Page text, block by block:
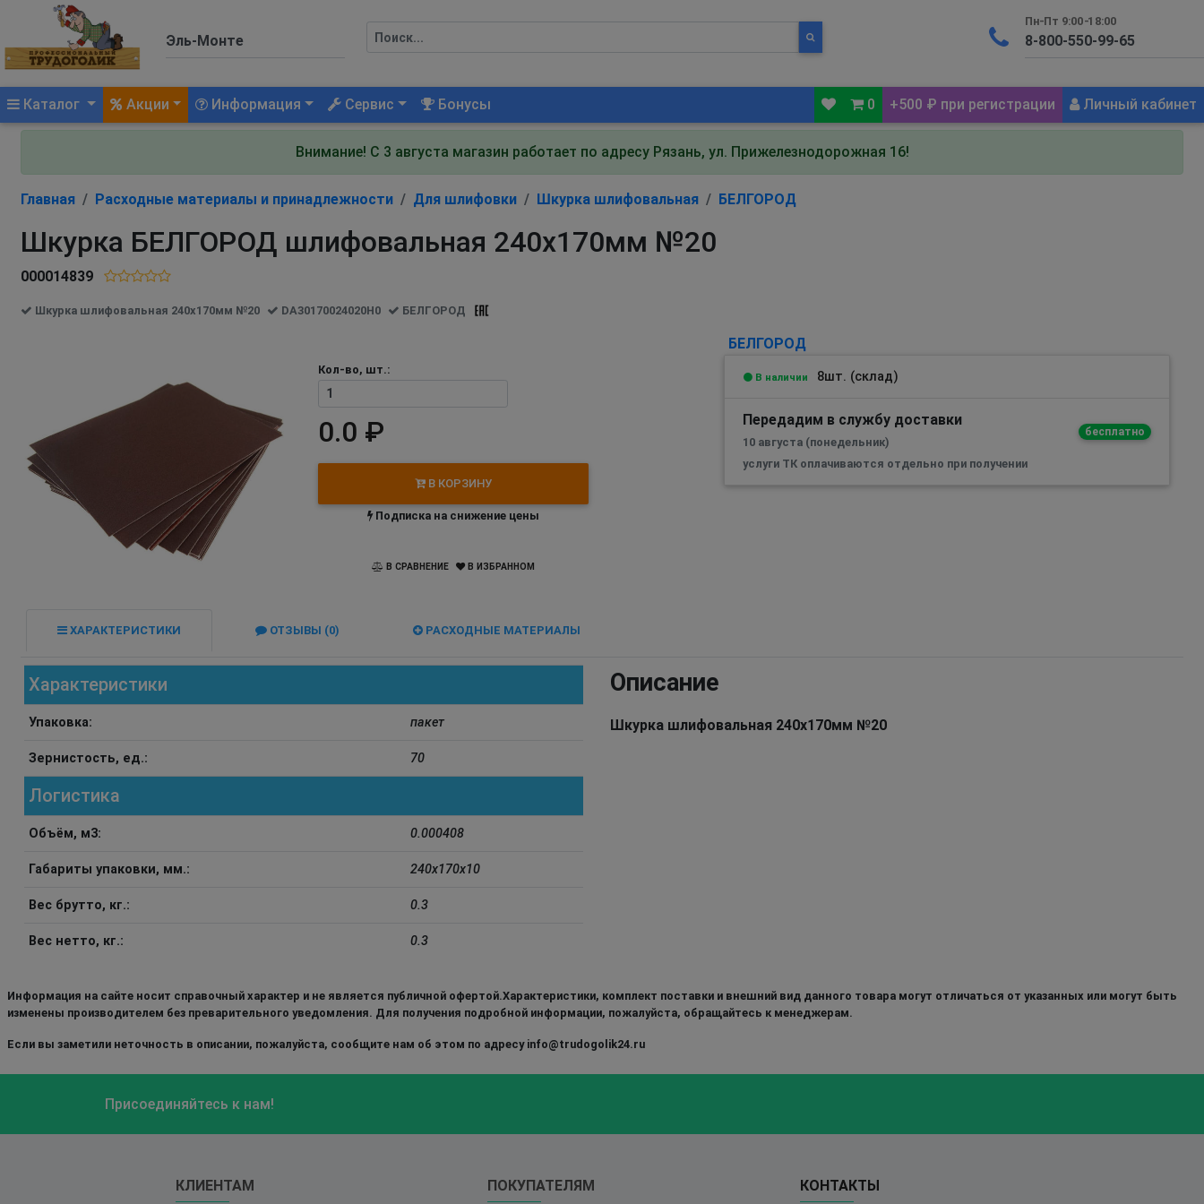
Пн-Пт 9:00-18:00
Каталог (current)Акции Информация Сервис Бонусы 0 +500 ₽ при регистрации Личный кабинет
Внимание! С 3 августа магазин работает по адресу Рязань, ул. Прижелезнодорожная 16!
Главная Расходные материалы и принадлежности Для шлифовки Шкурка шлифовальная БЕЛГОРОД
Шкурка БЕЛГОРОД шлифовальная 240х170мм №20
000014839
Шкурка шлифовальная 240х170мм №20 DA30170024020H0 БЕЛГОРОД
Кол-во, шт.:
0.0 ₽
В КОРЗИНУ
Подписка на снижение цены
В СРАВНЕНИЕ В ИЗБРАННОМ
БЕЛГОРОД
В наличии 8шт. (склад)
Передадим в службу доставки
бесплатно
10 августа (понедельник)
услуги ТК оплачиваются отдельно при получении
ХАРАКТЕРИСТИКИ ОТЗЫВЫ (0) РАСХОДНЫЕ МАТЕРИАЛЫ
Характеристики
Упаковка: пакет
Зернистость, ед.: 70
Логистика
Объём, м3: 0.000408
Габариты упаковки, мм.: 240x170x10
Вес брутто, кг.: 0.3
Вес нетто, кг.: 0.3
Описание
Шкурка шлифовальная 240х170мм №20
Информация на сайте носит справочный характер и не является публичной офертой.Характеристики, комплект поставки и внешний вид данного товара могут отличаться от указанных или могут быть
изменены производителем без преварительного уведомления. Для получения подробной информации, пожалуйста, обращайтесь к менеджерам.
Если вы заметили неточность в описании, пожалуйста, сообщите нам об этом по адресу info@trudogolik24.ru
Присоединяйтесь к нам!
КЛИЕНТАМ ПОКУПАТЕЛЯМ КОНТАКТЫ